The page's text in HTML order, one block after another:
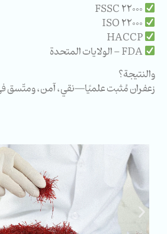
HACCP
FDA – الولايات المتحدة
والنتيجة؟
زعفران مُثبت علميًا—نقي، آمن، ومتّسق